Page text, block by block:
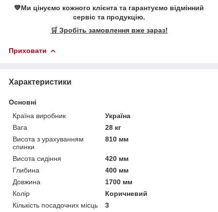
💙Ми цінуємо кожного клієнта та гарантуємо відмінний
сервіс та продукцію.
🛒 Зробіть замовлення вже зараз!
Приховати
Характеристики
Основні
Країна виробник
Україна
Вага
28 кг
Висота з урахуванням
спинки
810 мм
Висота сидіння
420 мм
Глибина
400 мм
Довжина
1700 мм
Колір
Коричневий
Кількість посадочних місць
3